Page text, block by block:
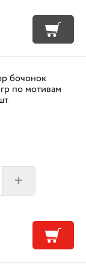
бочонок
по мотивам
+